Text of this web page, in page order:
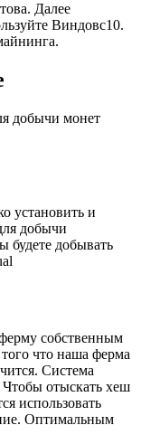
Далее
Виндовс10.
добычи монет
установить и
добычи
добывать
собственным
что наша ферма
Система
Чтобы отыскать хеш
использовать
Оптимальным